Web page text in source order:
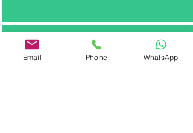
3.
Da claridad mental y
Email Phone WhatsApp